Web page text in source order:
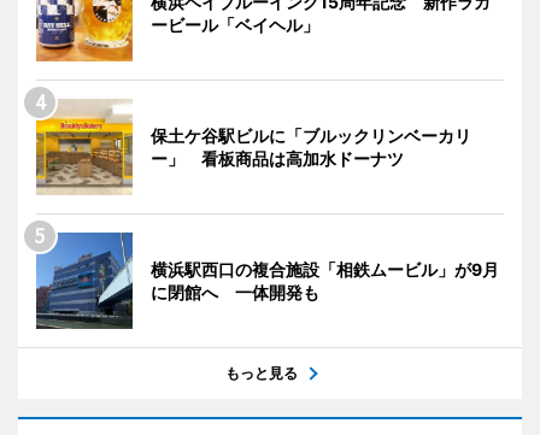
ービール「ベイヘル」
保土ケ谷駅ビルに「ブルックリンベーカリ
ー」 看板商品は高加水ドーナツ
横浜駅西口の複合施設「相鉄ムービル」が9月
に閉館へ 一体開発も
もっと見る